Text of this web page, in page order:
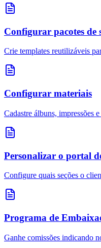
Configurar pacotes de
Crie templates reutilizáveis
Configurar materiais
Cadastre álbuns, impressões
Personalizar o portal
Configure quais seções o
Programa de
Ganhe comissões indicando